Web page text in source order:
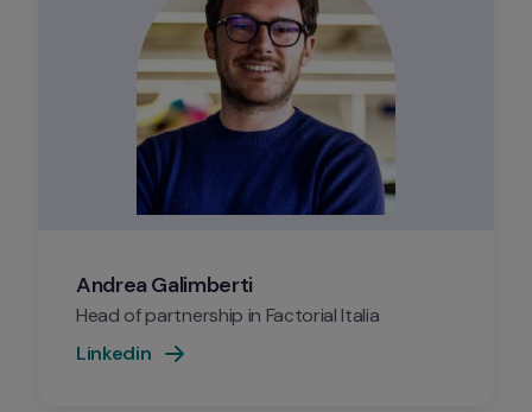
Andrea Galimberti
Head of partnership in Factorial Italia
Linkedin